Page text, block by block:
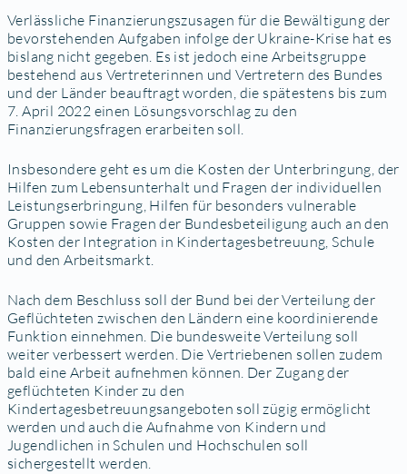
Verlässliche Finanzierungszusagen für die Bewältigung der
bevorstehenden Aufgaben infolge der Ukraine-Krise hat es
bislang nicht gegeben. Es ist jedoch eine Arbeitsgruppe
bestehend aus Vertreterinnen und Vertretern des Bundes
und der Länder beauftragt worden, die spätestens bis zum
7. April 2022 einen Lösungsvorschlag zu den
Finanzierungsfragen erarbeiten soll.
Insbesondere geht es um die Kosten der Unterbringung, der
Hilfen zum Lebensunterhalt und Fragen der individuellen
Leistungserbringung, Hilfen für besonders vulnerable
Gruppen sowie Fragen der Bundesbeteiligung auch an den
Kosten der Integration in Kindertagesbetreuung, Schule
und den Arbeitsmarkt.
Nach dem Beschluss soll der Bund bei der Verteilung der
Geflüchteten zwischen den Ländern eine koordinierende
Funktion einnehmen. Die bundesweite Verteilung soll
weiter verbessert werden. Die Vertriebenen sollen zudem
bald eine Arbeit aufnehmen können. Der Zugang der
geflüchteten Kinder zu den
Kindertagesbetreuungsangeboten soll zügig ermöglicht
werden und auch die Aufnahme von Kindern und
Jugendlichen in Schulen und Hochschulen soll
sichergestellt werden.